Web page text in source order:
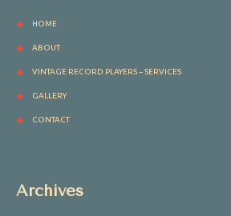
HOME
ABOUT
VINTAGE RECORD PLAYERS – SERVICES
GALLERY
CONTACT
Archives